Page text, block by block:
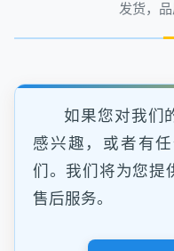
发货，
如果您对我们
感兴趣，或者有
们。我们将为您提
售后服务。